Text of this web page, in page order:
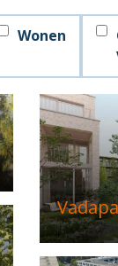
Wonen